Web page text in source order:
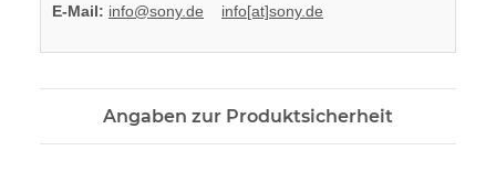
E-Mail: info@sony.de info[at]sony.de
Angaben zur Produktsicherheit